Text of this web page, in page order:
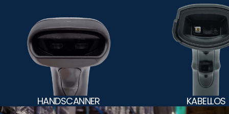
HANDSCANNER KABELLOS